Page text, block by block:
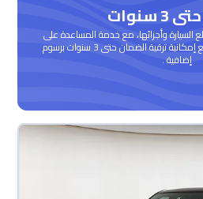
وأجزائها، مع خدمة المساعدة على
الطريق مجانًا لمدة 6 أشهر، مع إمكانية ترقية الضمان حتى 3 سنوات برسوم
إضافية .